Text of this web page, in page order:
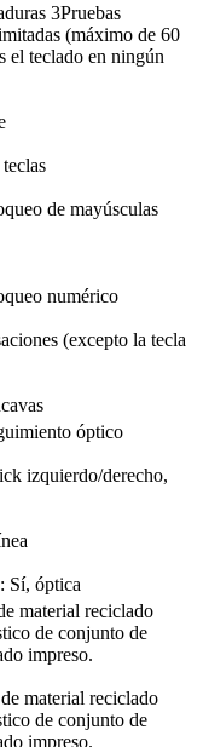
3Pruebas
(máximo de 60
el teclado en ningún
de mayúsculas
numérico
(excepto la tecla
óptico
izquierdo/derecho,
Sí, óptica
material reciclado
de conjunto de
impreso.
material reciclado
de conjunto de
impreso.